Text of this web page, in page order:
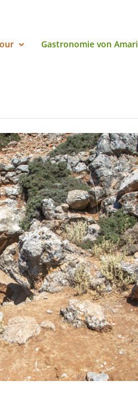
Gastronomie von Amari